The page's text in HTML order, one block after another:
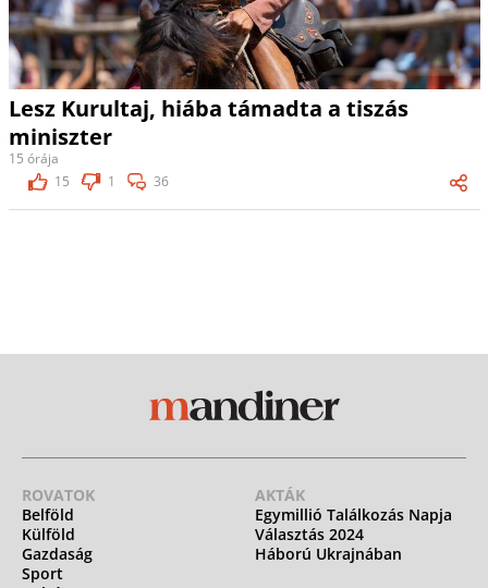
Lesz Kurultaj, hiába támadta a tiszás
miniszter
15 órája
15
1 36
ROVATOK
Belföld
Külföld
Gazdaság
Sport
AKTÁK
Egymillió Találkozás Napja
Választás 2024
Háború Ukrajnában